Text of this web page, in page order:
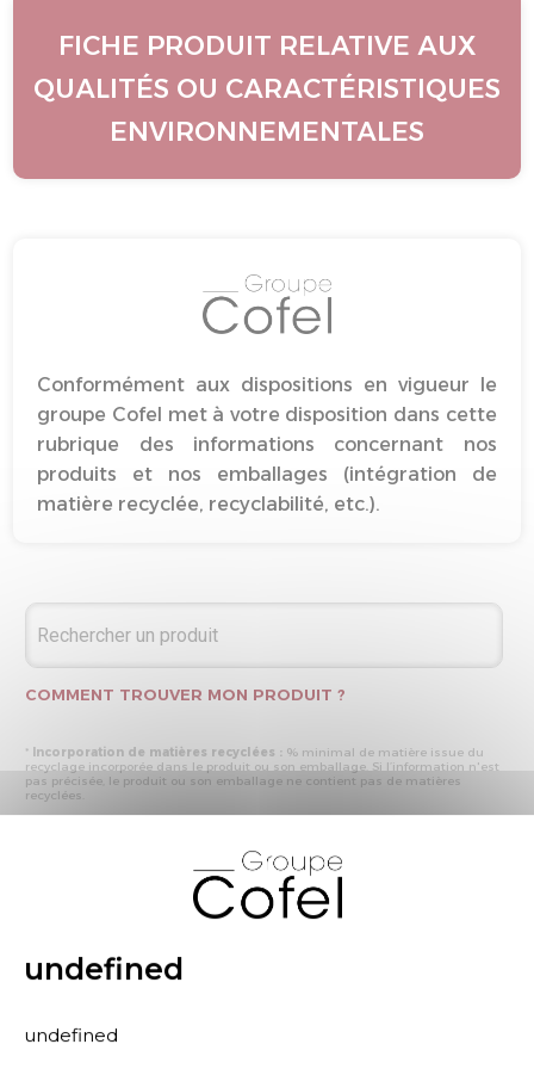
FICHE PRODUIT RELATIVE AUX
QUALITÉS OU CARACTÉRISTIQUES
ENVIRONNEMENTALES
Conformément aux dispositions en vigueur le
groupe Cofel met à votre disposition dans cette
rubrique des informations concernant nos
produits et nos emballages (intégration de
matière recyclée, recyclabilité, etc.).
COMMENT TROUVER MON PRODUIT ?
* Incorporation de matières recyclées : % minimal de matière issue du
recyclage incorporée dans le produit ou son emballage. Si l’information n'est
pas précisée, le produit ou son emballage ne contient pas de matières
recyclées.
produite par les processus de recyclage mis en œuvre représente plus de 50
% en masse du déchet collecté
- « produit ou emballage entièrement recyclable » : la matière recyclée
produite par les processus de recyclage mis en œuvre représente plus de 95
% en masse du déchet collecté
rubrique les primes et pénalités déclarées à ECOMAISON et CITEO (Eco
organismes français) lors de la déclaration annuelle de nos produits.
undefined
undefined